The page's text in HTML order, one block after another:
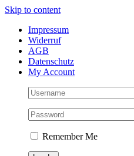
Skip to content
Impressum
Widerruf
AGB
Datenschutz
My Account
Remember Me